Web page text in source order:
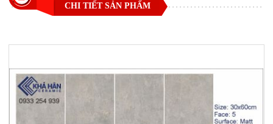
CHI TIẾT SẢN PHẨM